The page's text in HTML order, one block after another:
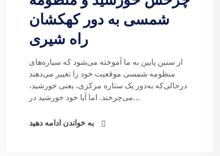
شمسی به دور کهکشان
راه شیری
از سنین پایین به ما آموخته می‌شود که سیاره‌های
منظومه شمسی موقعیت خود را تغییر می‌دهند
درحالی‌که به‌دور یک ستاره مرکزی، یعنی خورشید،
می‌چرخند. اما آیا خود خورشید در...
به خواندن ادامه دهید